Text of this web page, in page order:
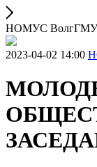
НОМУС ВолгГМУ
2023-04-02 14:00